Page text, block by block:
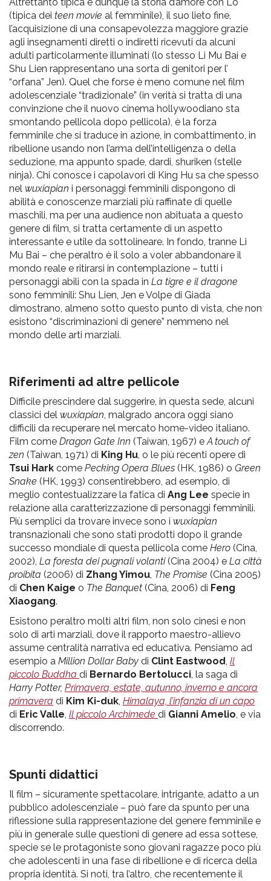
(tipica dei teen movie al femminile), il suo lieto fine,
l’acquisizione di una consapevolezza maggiore grazie
agli insegnamenti diretti o indiretti ricevuti da alcuni
adulti particolarmente illuminati (lo stesso Li Mu Bai e
Shu Lien rappresentano una sorta di genitori per l’
“orfana” Jen). Quel che forse è meno comune nel film
adolescenziale “tradizionale” (in verità si tratta di una
convinzione che il nuovo cinema hollywoodiano sta
smontando pellicola dopo pellicola), è la forza
femminile che si traduce in azione, in combattimento, in
ribellione usando non l’arma dell’intelligenza o della
seduzione, ma appunto spade, dardi, shuriken (stelle
ninja). Chi conosce i capolavori di King Hu sa che spesso
nel wuxiapian i personaggi femminili dispongono di
abilità e conoscenze marziali più raffinate di quelle
maschili, ma per una audience non abituata a questo
genere di film, si tratta certamente di un aspetto
interessante e utile da sottolineare. In fondo, tranne Li
Mu Bai – che peraltro è il solo a voler abbandonare il
mondo reale e ritirarsi in contemplazione – tutti i
personaggi abili con la spada in La tigre e il dragone
sono femminili: Shu Lien, Jen e Volpe di Giada
dimostrano, almeno sotto questo punto di vista, che non
esistono “discriminazioni di genere” nemmeno nel
mondo delle arti marziali.
Riferimenti ad altre pellicole
Difficile prescindere dal suggerire, in questa sede, alcuni
classici del wuxiapian, malgrado ancora oggi siano
difficili da recuperare nel mercato home-video italiano.
Film come Dragon Gate Inn (Taiwan, 1967) eA touch of
zen (Taiwan, 1971) di King Hu, o le più recenti opere di
Tsui Hark come Pecking Opera Blues (HK, 1986) o Green
Snake (HK, 1993) consentirebbero, ad esempio, di
meglio contestualizzare la fatica di Ang Lee specie in
relazione alla caratterizzazione di personaggi femminili.
Più semplici da trovare invece sono i wuxiapian
transnazionali che sono stati prodotti dopo il grande
successo mondiale di questa pellicola come Hero (Cina,
2002), La foresta dei pugnali volanti(Cina 2004) e La città
proibita (2006) di Zhang Yimou, The Promise (Cina 2005)
di Chen Kaige o The Banquet (Cina, 2006) di Feng
Xiaogang.
Esistono peraltro molti altri film, non solo cinesi e non
solo di arti marziali, dove il rapporto maestro-allievo
assume centralità narrativa ed educativa. Pensiamo ad
esempio a Million Dollar Baby di Clint Eastwood, Il
piccolo Buddha di Bernardo Bertolucci, la saga di
Harry Potter, Primavera, estate, autunno, inverno e ancora
primavera di Kim Ki-duk, Himalaya, l’infanzia di un capo
di Eric Valle, Il piccolo Archimede di Gianni Amelio, e via
discorrendo.
Spunti didattici
Il film – sicuramente spettacolare, intrigante, adatto a un
pubblico adolescenziale – può fare da spunto per una
riflessione sulla rappresentazione del genere femminile e
più in generale sulle questioni di genere ad essa sottese,
specie se le protagoniste sono giovani ragazze poco più
che adolescenti in una fase di ribellione e di ricerca della
propria identità. Si noti, tra l’altro, che recentemente il